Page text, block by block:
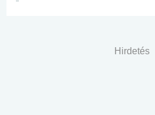
Hirdetés